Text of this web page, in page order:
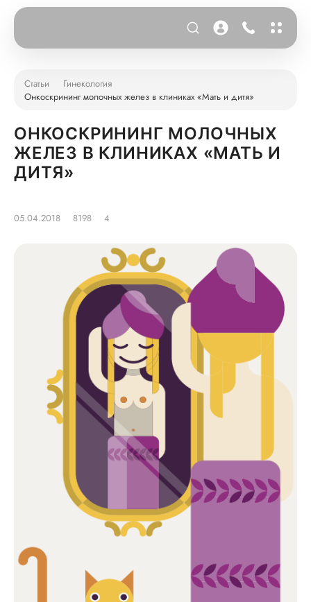
Статьи
Гинекология
Онкоскрининг молочных желез в клиниках «Мать и дитя»
ОНКОСКРИНИНГ МОЛОЧНЫХ
ЖЕЛЕЗ В КЛИНИКАХ «МАТЬ И
ДИТЯ»
05.04.2018 8198 4